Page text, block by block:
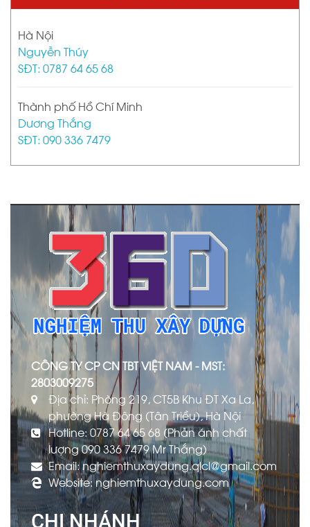
Hà Nội
Nguyễn Thúy
SĐT: 0787 64 65 68
Thành phố Hồ Chí Minh
Dương Thắng
SĐT: 090 336 7479
CÔNG TY CP CN TBT VIỆT NAM - MST:
2803009275
Địa chỉ: Phòng 219, CT5B Khu ĐT Xa La,
phường Hà Đông (Tân Triều), Hà Nội
Hotline: 0787 64 65 68 (Phản ánh chất
lượng 090 336 7479 Mr Thắng)
Email: nghiemthuxaydung.qlcl@gmail.com
Website: nghiemthuxaydung.com
CHI NHÁNH